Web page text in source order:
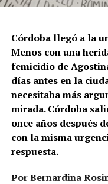
Córdoba llegó a la
Menos con una
femicidio de
días antes en la
necesitaba más
mirada. Córdoba
once años después
con la misma
respuesta.
Por Bernardina